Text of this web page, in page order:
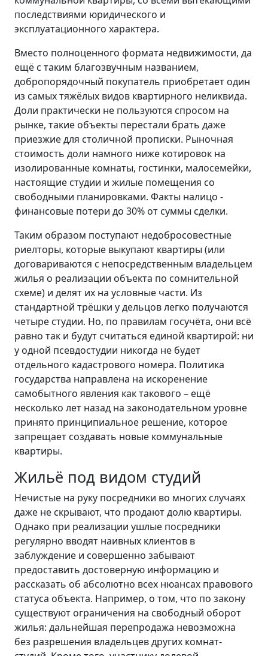
последствиями юридического и
эксплуатационного характера.
Вместо полноценного формата недвижимости, да
ещё с таким благозвучным названием,
добропорядочный покупатель приобретает один
из самых тяжёлых видов квартирного неликвида.
Доли практически не пользуются спросом на
рынке, такие объекты перестали брать даже
приезжие для столичной прописки. Рыночная
стоимость доли намного ниже котировок на
изолированные комнаты, гостинки, малосемейки,
настоящие студии и жилые помещения со
свободными планировками. Факты налицо -
финансовые потери до 30% от суммы сделки.
Таким образом поступают недобросовестные
риелторы, которые выкупают квартиры (или
договариваются с непосредственным владельцем
жилья о реализации объекта по сомнительной
схеме) и делят их на условные части. Из
стандартной трёшки у дельцов легко получаются
четыре студии. Но, по правилам госучёта, они всё
равно так и будут считаться единой квартирой: ни
у одной псевдостудии никогда не будет
отдельного кадастрового номера. Политика
государства направлена на искоренение
самобытного явления как такового – ещё
несколько лет назад на законодательном уровне
принято принципиальное решение, которое
запрещает создавать новые коммунальные
квартиры.
Жильё под видом студий
Нечистые на руку посредники во многих случаях
даже не скрывают, что продают долю квартиры.
Однако при реализации ушлые посредники
регулярно вводят наивных клиентов в
заблуждение и совершенно забывают
предоставить достоверную информацию и
рассказать об абсолютно всех нюансах правового
статуса объекта. Например, о том, что по закону
существуют ограничения на свободный оборот
жилья: дальнейшая перепродажа невозможна
без разрешения владельцев других комнат-